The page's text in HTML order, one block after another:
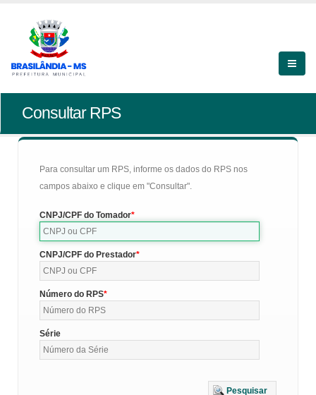
Consultar RPS
Para consultar um RPS, informe os dados do RPS nos
campos abaixo e clique em "Consultar".
CNPJ/CPF do Tomador
CNPJ/CPF do Prestador
Número do RPS
Série
Pesquisar